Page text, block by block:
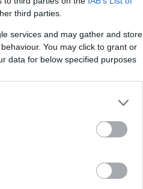
third parties.
services and may gather and store
You may click to grant or
data for below specified purposes
, kje jo lahko poiščejo,